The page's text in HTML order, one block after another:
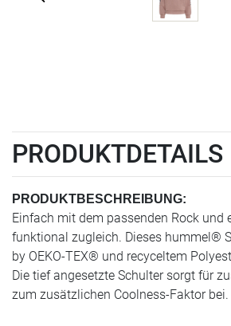
PRODUKTDETAILS
PRODUKTBESCHREIBUNG:
Einfach mit dem passenden Rock und
funktional zugleich. Dieses hummel®
by OEKO-TEX® und recyceltem
Die tief angesetzte Schulter sorgt für
zum zusätzlichen Coolness-Faktor bei.